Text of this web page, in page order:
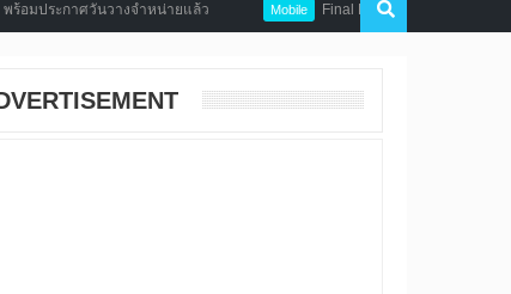
งจำหน่ายแล้ว Mobile Final Fantasy XV Pocket Edition เคาะฤกษ์